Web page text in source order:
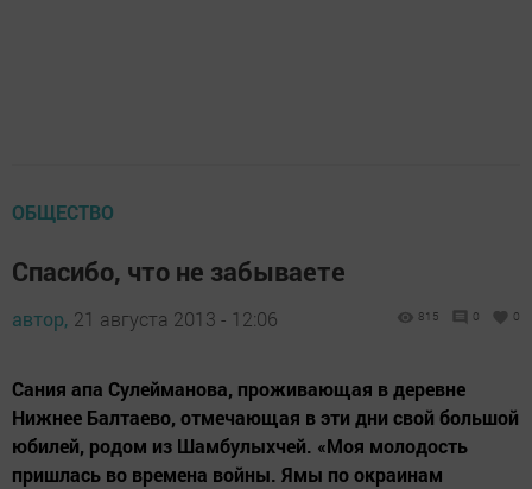
ОБЩЕСТВО
Спасибо, что не забываете
автор, 21 августа 2013 - 12:06 815 0 0
Сания апа Сулейманова, проживающая в деревне
Нижнее Балтаево, отмечающая в эти дни свой большой
юбилей, родом из Шамбулыхчей. «Моя молодость
пришлась во времена войны. Ямы по окраинам